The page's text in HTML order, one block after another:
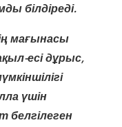
білдіреді.
мағынасы
есі дұрыс,
үшін
белгілеген